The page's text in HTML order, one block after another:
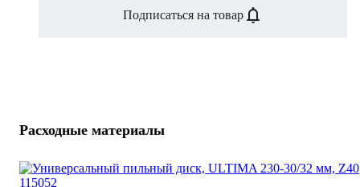
Подписаться на товар
Расходные материалы